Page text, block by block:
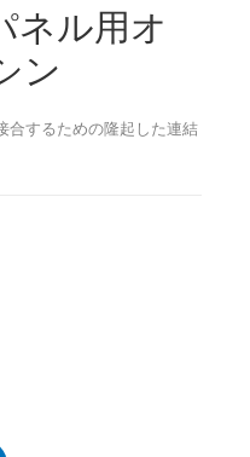
ネル用オ
ン
合するための隆起した連結